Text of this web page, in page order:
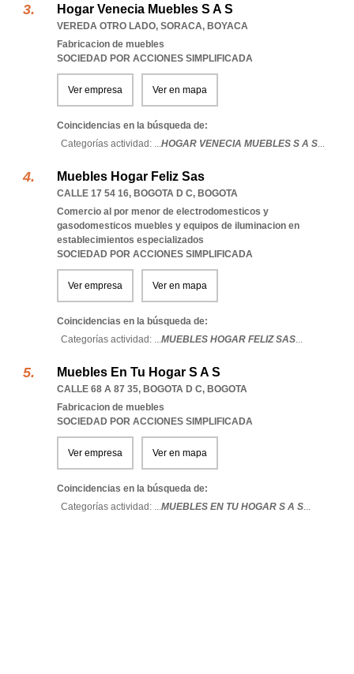
Hogar Venecia Muebles S A S
VEREDA OTRO LADO, SORACA, BOYACA
Fabricacion de muebles
SOCIEDAD POR ACCIONES SIMPLIFICADA
Ver empresa Ver en mapa
Coincidencias en la búsqueda de:
Categorías actividad: ...HOGAR VENECIA MUEBLES S A S...
Muebles Hogar Feliz Sas
CALLE 17 54 16, BOGOTA D C, BOGOTA
Comercio al por menor de electrodomesticos y
gasodomesticos muebles y equipos de iluminacion en
establecimientos especializados
SOCIEDAD POR ACCIONES SIMPLIFICADA
Ver empresa Ver en mapa
Coincidencias en la búsqueda de:
Categorías actividad: ...MUEBLES HOGAR FELIZ SAS...
Muebles En Tu Hogar S A S
CALLE 68 A 87 35, BOGOTA D C, BOGOTA
Fabricacion de muebles
SOCIEDAD POR ACCIONES SIMPLIFICADA
Ver empresa Ver en mapa
Coincidencias en la búsqueda de:
Categorías actividad: ...MUEBLES EN TU HOGAR S A S...